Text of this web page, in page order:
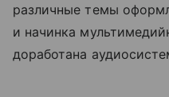
различные темы
и начинка
доработана